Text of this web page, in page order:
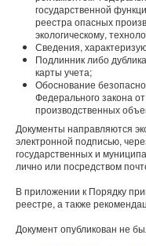
государственной
реестра опасных
экологическому,
Сведения,
Подлинник либо
карты учета;
Обоснование
Федерального закона
производственных
Документы направляются
электронной подписью,
государственных и
лично или посредством
В приложении к Порядку
реестре, а также
Документ опубликован не